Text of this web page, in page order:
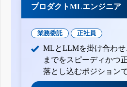
プロダクトMLエンジニア
業務委託 正社員
MLとLLMを掛け合わせ
までをスピーディかつ
落とし込むポジションで